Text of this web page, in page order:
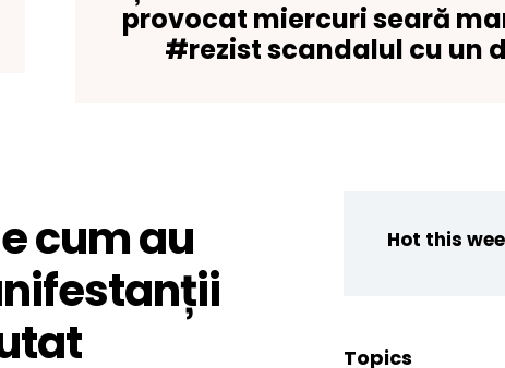
provocat miercuri seară
#rezist scandalul cu un